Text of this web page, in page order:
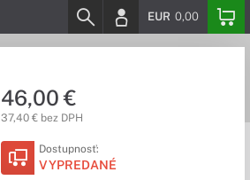
EUR 0,00
46,00 €
37,40 € bez DPH
Dostupnosť:
VYPREDANÉ